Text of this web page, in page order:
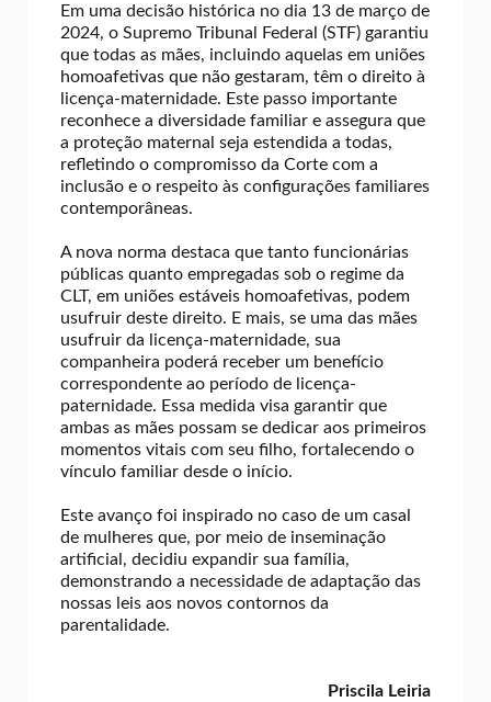
Em uma decisão histórica no dia 13 de março de
2024, o Supremo Tribunal Federal (STF) garantiu
que todas as mães, incluindo aquelas em uniões
homoafetivas que não gestaram, têm o direito à
licença-maternidade. Este passo importante
reconhece a diversidade familiar e assegura que
a proteção maternal seja estendida a todas,
refletindo o compromisso da Corte com a
inclusão e o respeito às configurações familiares
contemporâneas.
A nova norma destaca que tanto funcionárias
públicas quanto empregadas sob o regime da
CLT, em uniões estáveis homoafetivas, podem
usufruir deste direito. E mais, se uma das mães
usufruir da licença-maternidade, sua
companheira poderá receber um benefício
correspondente ao período de licença-
paternidade. Essa medida visa garantir que
ambas as mães possam se dedicar aos primeiros
momentos vitais com seu filho, fortalecendo o
vínculo familiar desde o início.
Este avanço foi inspirado no caso de um casal
de mulheres que, por meio de inseminação
artificial, decidiu expandir sua família,
demonstrando a necessidade de adaptação das
nossas leis aos novos contornos da
parentalidade.
Priscila Leiria